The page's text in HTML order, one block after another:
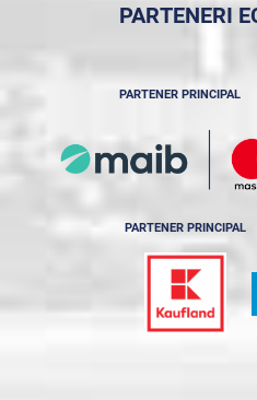
PARTENERI
PARTENER PRINCIPAL
PARTENER PRINCIPAL